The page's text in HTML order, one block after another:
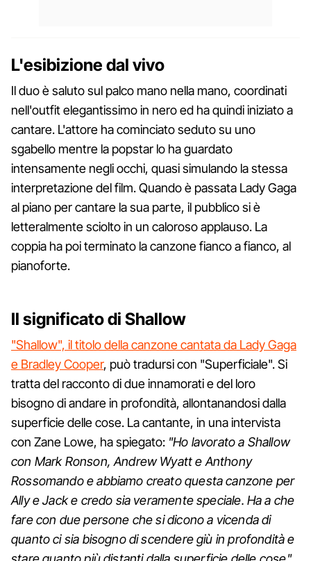
L'esibizione dal vivo
Il duo è saluto sul palco mano nella mano, coordinati
nell'outfit elegantissimo in nero ed ha quindi iniziato a
cantare. L'attore ha cominciato seduto su uno
sgabello mentre la popstar lo ha guardato
intensamente negli occhi, quasi simulando la stessa
interpretazione del film. Quando è passata Lady Gaga
al piano per cantare la sua parte, il pubblico si è
letteralmente sciolto in un caloroso applauso. La
coppia ha poi terminato la canzone fianco a fianco, al
pianoforte.
Il significato di Shallow
"Shallow", il titolo della canzone cantata da Lady Gaga
e Bradley Cooper, può tradursi con "Superficiale". Si
tratta del racconto di due innamorati e del loro
bisogno di andare in profondità, allontanandosi dalla
superficie delle cose. La cantante, in una intervista
con Zane Lowe, ha spiegato: "Ho lavorato a Shallow
con Mark Ronson, Andrew Wyatt e Anthony
Rossomando e abbiamo creato questa canzone per
Ally e Jack e credo sia veramente speciale. Ha a che
fare con due persone che si dicono a vicenda di
quanto ci sia bisogno di scendere giù in profondità e